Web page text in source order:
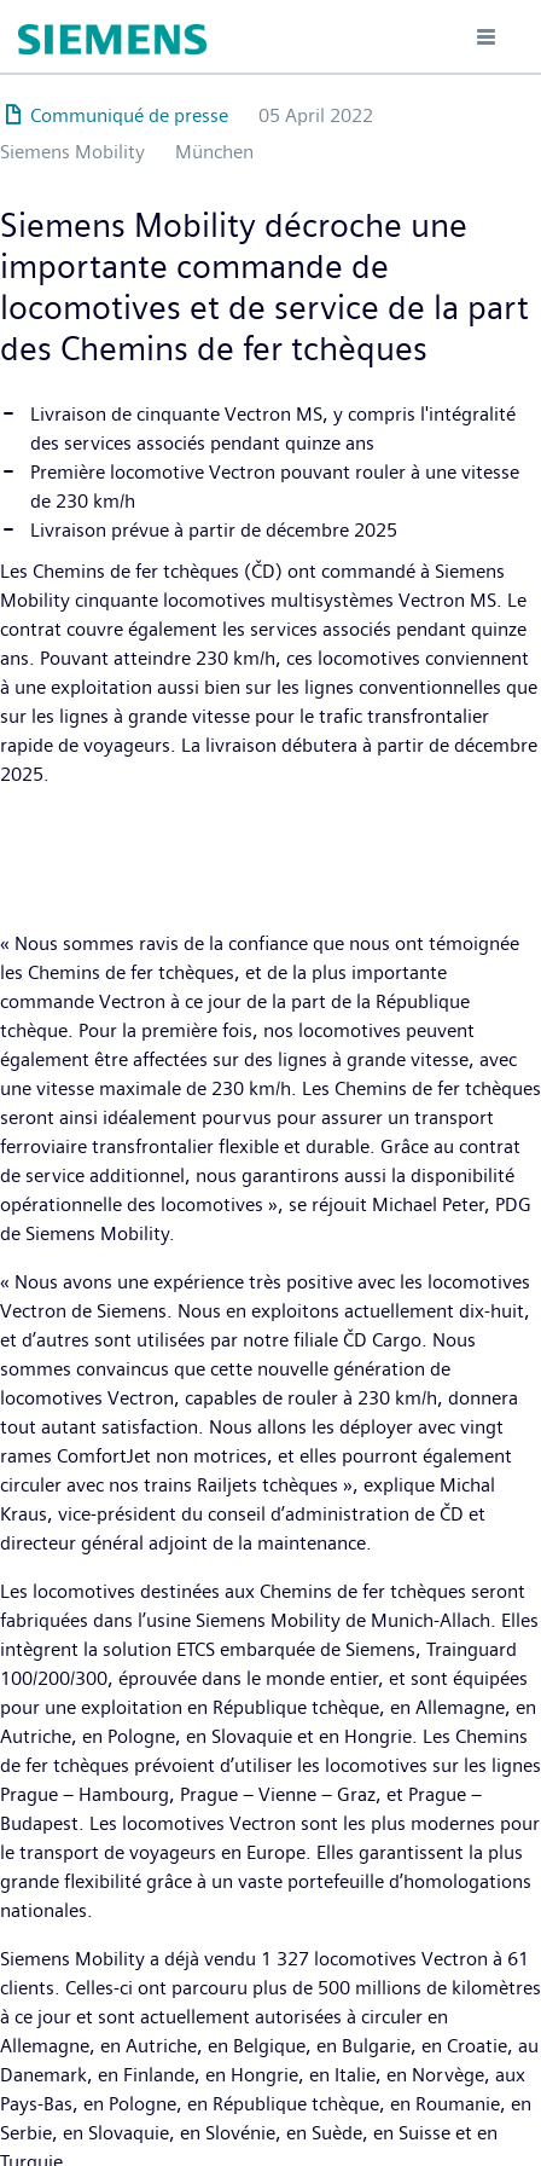
till
huvudinnehåll
Communiqué de presse
05 April 2022
Siemens Mobility
München
Siemens Mobility décroche une
importante commande de
locomotives et de service de la part
des Chemins de fer tchèques
Livraison de cinquante Vectron MS, y compris l'intégralité
des services associés pendant quinze ans
Première locomotive Vectron pouvant rouler à une vitesse
de 230 km/h
Livraison prévue à partir de décembre 2025
Les Chemins de fer tchèques (ČD) ont commandé à Siemens
Mobility cinquante locomotives multisystèmes Vectron MS. Le
contrat couvre également les services associés pendant quinze
ans. Pouvant atteindre 230 km/h, ces locomotives conviennent
à une exploitation aussi bien sur les lignes conventionnelles que
sur les lignes à grande vitesse pour le trafic transfrontalier
rapide de voyageurs. La livraison débutera à partir de décembre
2025.
« Nous sommes ravis de la confiance que nous ont témoignée
les Chemins de fer tchèques, et de la plus importante
commande Vectron à ce jour de la part de la République
tchèque. Pour la première fois, nos locomotives peuvent
également être affectées sur des lignes à grande vitesse, avec
une vitesse maximale de 230 km/h. Les Chemins de fer tchèques
seront ainsi idéalement pourvus pour assurer un transport
ferroviaire transfrontalier flexible et durable. Grâce au contrat
de service additionnel, nous garantirons aussi la disponibilité
opérationnelle des locomotives », se réjouit Michael Peter, PDG
de Siemens Mobility.
« Nous avons une expérience très positive avec les locomotives
Vectron de Siemens. Nous en exploitons actuellement dix-huit,
et d’autres sont utilisées par notre filiale ČD Cargo. Nous
sommes convaincus que cette nouvelle génération de
locomotives Vectron, capables de rouler à 230 km/h, donnera
tout autant satisfaction. Nous allons les déployer avec vingt
rames ComfortJet non motrices, et elles pourront également
circuler avec nos trains Railjets tchèques », explique Michal
Kraus, vice-président du conseil d’administration de ČD et
directeur général adjoint de la maintenance.
Les locomotives destinées aux Chemins de fer tchèques seront
fabriquées dans l’usine Siemens Mobility de Munich-Allach. Elles
intègrent la solution ETCS embarquée de Siemens, Trainguard
100/200/300, éprouvée dans le monde entier, et sont équipées
pour une exploitation en République tchèque, en Allemagne, en
Autriche, en Pologne, en Slovaquie et en Hongrie. Les Chemins
de fer tchèques prévoient d’utiliser les locomotives sur les lignes
Prague – Hambourg, Prague – Vienne – Graz, et Prague –
Budapest. Les locomotives Vectron sont les plus modernes pour
le transport de voyageurs en Europe. Elles garantissent la plus
grande flexibilité grâce à un vaste portefeuille d’homologations
nationales.
Siemens Mobility a déjà vendu 1 327 locomotives Vectron à 61
clients. Celles-ci ont parcouru plus de 500 millions de kilomètres
à ce jour et sont actuellement autorisées à circuler en
Allemagne, en Autriche, en Belgique, en Bulgarie, en Croatie, au
Danemark, en Finlande, en Hongrie, en Italie, en Norvège, aux
Pays-Bas, en Pologne, en République tchèque, en Roumanie, en
Serbie, en Slovaquie, en Slovénie, en Suède, en Suisse et en